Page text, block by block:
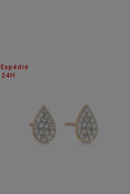
24H
Expédié